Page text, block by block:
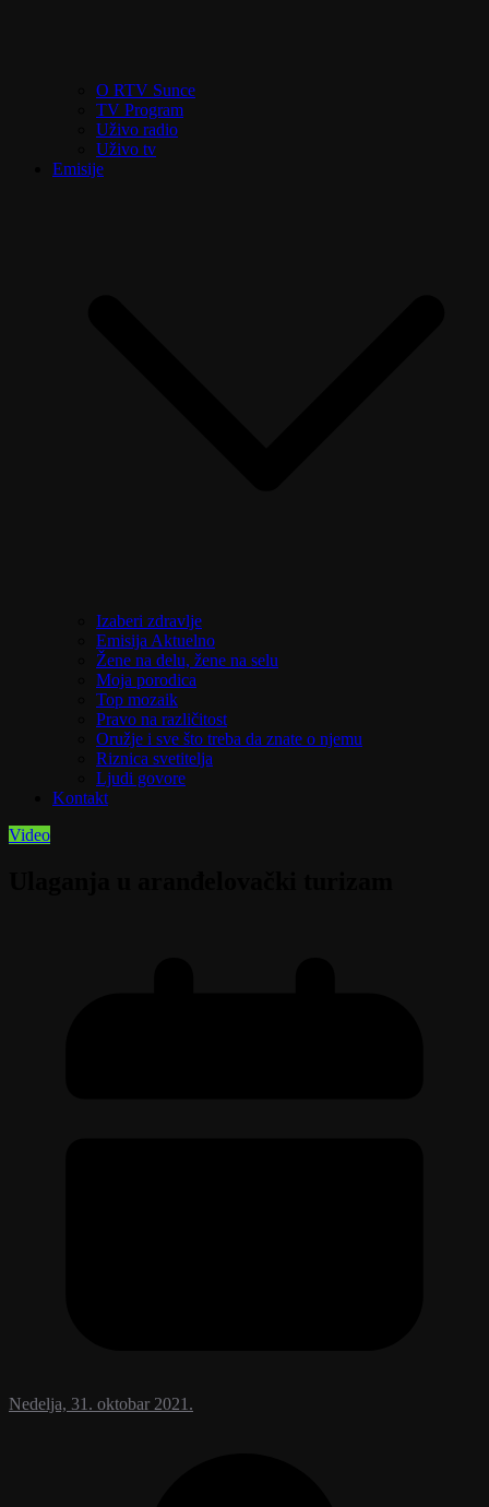
O RTV Sunce
TV Program
Uživo radio
Uživo tv
Emisije
Izaberi zdravlje
Emisija Aktuelno
Žene na delu, žene na selu
Moja porodica
Top mozaik
Pravo na različitost
Oružje i sve što treba da znate o njemu
Riznica svetitelja
Ljudi govore
Kontakt
Video
Nedelja, 31. oktobar 2021.